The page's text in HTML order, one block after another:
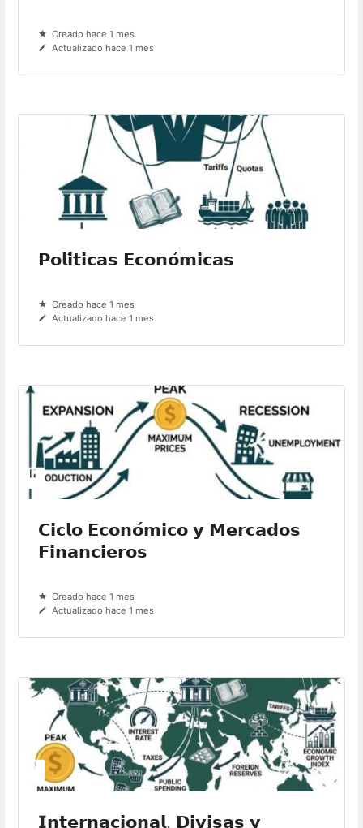
Creado hace 1 mes
Actualizado hace 1 mes
𝗣𝗼𝗹𝗶́𝘁𝗶𝗰𝗮𝘀 𝗘𝗰𝗼𝗻𝗼́𝗺𝗶𝗰𝗮𝘀
Creado hace 1 mes
Actualizado hace 1 mes
𝗖𝗶𝗰𝗹𝗼 𝗘𝗰𝗼𝗻𝗼́𝗺𝗶𝗰𝗼 𝘆 𝗠𝗲𝗿𝗰𝗮𝗱𝗼𝘀
𝗙𝗶𝗻𝗮𝗻𝗰𝗶𝗲𝗿𝗼𝘀
Creado hace 1 mes
Actualizado hace 1 mes
𝗜𝗻𝘁𝗲𝗿𝗻𝗮𝗰𝗶𝗼𝗻𝗮𝗹, 𝗗𝗶𝘃𝗶𝘀𝗮𝘀 𝘆